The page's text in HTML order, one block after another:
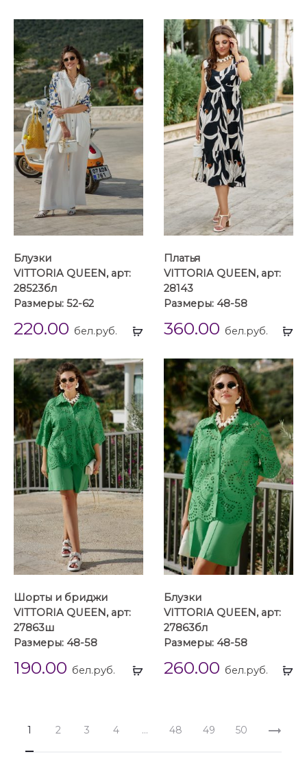
Выбрать
Блузки
VITTORIA QUEEN, арт:
28523бл
Размеры: 52-62
220.00 бел.руб.
Платья
VITTORIA QUEEN, арт:
28143
Размеры: 48-58
360.00 бел.руб.
Выбрать
Шорты и бриджи
VITTORIA QUEEN, арт:
27863ш
Размеры: 48-58
190.00 бел.руб.
Блузки
VITTORIA QUEEN, арт:
27863бл
Размеры: 48-58
260.00 бел.руб.
1 2 3 4 … 48 49 50